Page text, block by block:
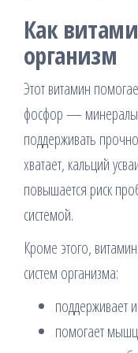
Как
организм
Этот витамин
фосфор —
поддерживать
хватает, кальций
повышается риск
системой.
Кроме этого,
систем организма:
поддерживает
помогает